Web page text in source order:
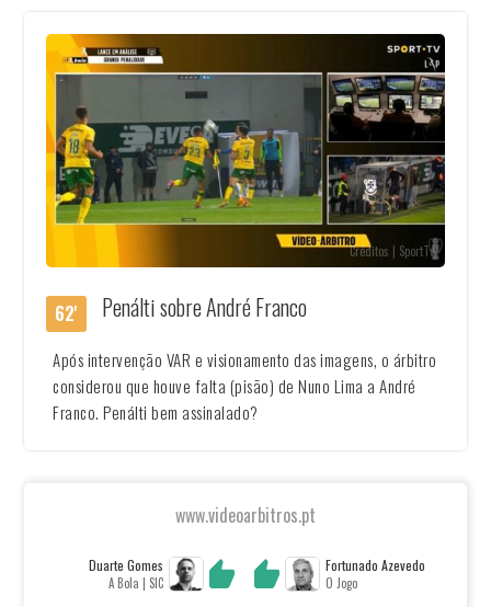
Créditos | SportTv
62' Penálti sobre André Franco
Após intervenção VAR e visionamento das imagens, o árbitro
considerou que houve falta (pisão) de Nuno Lima a André
Franco. Penálti bem assinalado?
www.videoarbitros.pt
Duarte Gomes
A Bola | SIC
Fortunado Azevedo
O Jogo